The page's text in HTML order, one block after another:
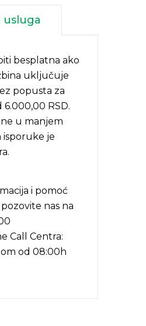
usluga
besplatna ako
uključuje
popusta za
6.000,00 RSD.
u manjem
isporuke je
i pomoć
nas na
Call Centra:
od 08:00h